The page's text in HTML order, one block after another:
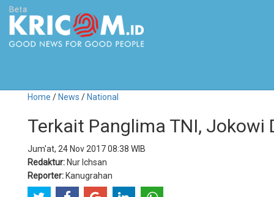
Home / News / National
Terkait Panglima TNI,
Jum'at, 24 Nov 2017 08:38 WIB
Redaktur: Nur Ichsan
Reporter: Kanugrahan